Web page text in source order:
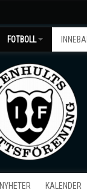
FOTBOLL
NYHETER KALENDER